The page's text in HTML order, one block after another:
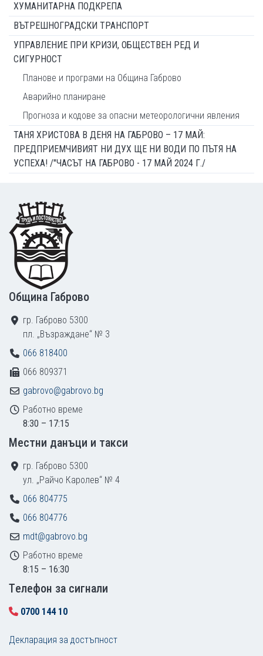
ХУМАНИТАРНА ПОДКРЕПА
ВЪТРЕШНОГРАДСКИ ТРАНСПОРТ
УПРАВЛЕНИЕ ПРИ КРИЗИ, ОБЩЕСТВЕН РЕД И
СИГУРНОСТ
Планове и програми на Община Габрово
Аварийно планиране
Прогноза и кодове за опасни метеорологични явления
ТАНЯ ХРИСТОВА В ДЕНЯ НА ГАБРОВО – 17 МАЙ:
ПРЕДПРИЕМЧИВИЯТ НИ ДУХ ЩЕ НИ ВОДИ ПО ПЪТЯ НА
УСПЕХА! /"ЧАСЪТ НА ГАБРОВО - 17 МАЙ 2024 Г./
Footer
Община Габрово
гр. Габрово 5300
пл. „Възраждане“ № 3
066 818400
066 809371
gabrovo@gabrovo.bg
Работно време
8:30 – 17:15
Местни данъци и такси
гр. Габрово 5300
ул. „Райчо Каролев“ № 4
066 804775
066 804776
mdt@gabrovo.bg
Работно време
8:15 – 16:30
Tелефон за сигнали
0700 144 10
Декларация за достъпност